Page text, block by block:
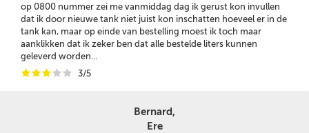
op 0800 nummer zei me vanmiddag dag ik gerust kon invullen
dat ik door nieuwe tank niet juist kon inschatten hoeveel er in de
tank kan, maar op einde van bestelling moest ik toch maar
aanklikken dat ik zeker ben dat alle bestelde liters kunnen
geleverd worden...
iiiii 3/5
Bernard,
Ere